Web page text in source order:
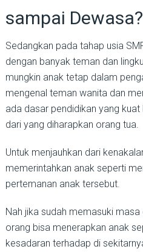
sampai Dewasa?
Sedangkan pada tahap usia
dengan banyak teman dan
mungkin anak tetap dalam
mengenal teman wanita dan
ada dasar pendidikan yang
dari yang diharapkan orang tua.
Untuk menjauhkan dari
memerintahkan anak seperti
pertemanan anak tersebut.
Nah jika sudah memasuki
orang bisa menerapkan anak
kesadaran terhadap di